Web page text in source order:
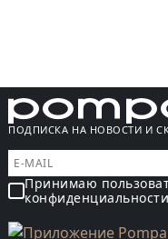
ПОДПИСКА НА НОВОСТИ И
Принимаю
конфиденциальности